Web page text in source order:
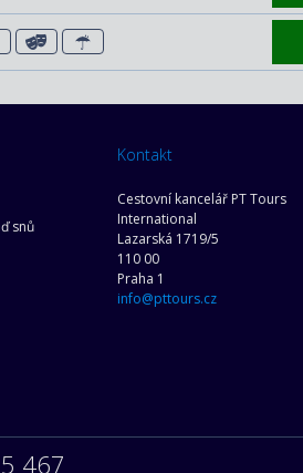
snů
Kontakt
Cestovní kancelář PT Tours
International
Lazarská 1719/5
110 00
Praha 1
info@pttours.cz
467